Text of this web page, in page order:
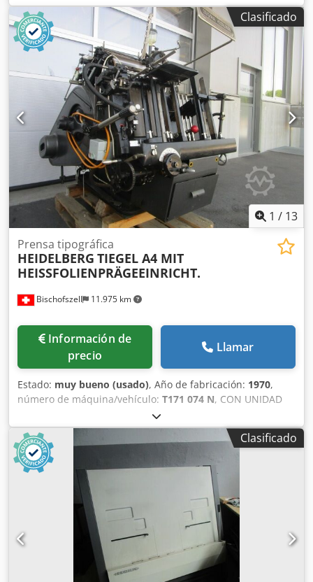
Clasificado
1 / 13
Bischofszell 11.975 km
Prensa tipográfica
HEIDELBERG TIEGEL A4 MIT
HEISSFOLIENPRÄGEEINRICHT.
Información de
precio
Llamar
Estado: muy bueno (usado), Año de fabricación: 1970,
número de máquina/vehículo: T171 074 N, CON UNIDAD
DE ESTAMPACIÓN EN CALIENTE Formato: A4 Número de
colores: 1 Dksdpfxew Rcrpj Afasr
Clasificado